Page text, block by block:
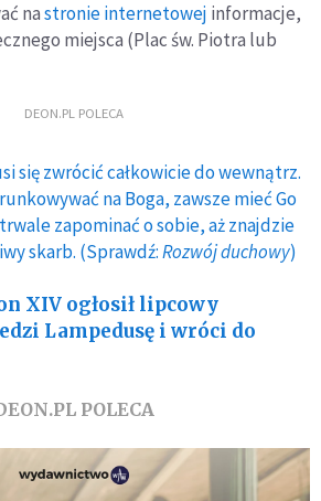
nastronie internetowej informacje,
miejsca (Plac św. Piotra lub
DEON.PL POLECA
się zwrócić całkowicie do wewnątrz.
na Boga, zawsze mieć Go
zapominać o sobie, aż znajdzie
skarb. (Sprawdź:Rozwój duchowy)
XIV ogłosił lipcowy
Lampedusę i wróci do
POLECA